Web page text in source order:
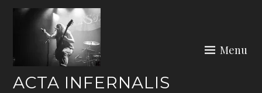
Skip
ACTA INFERNALIS
Menu